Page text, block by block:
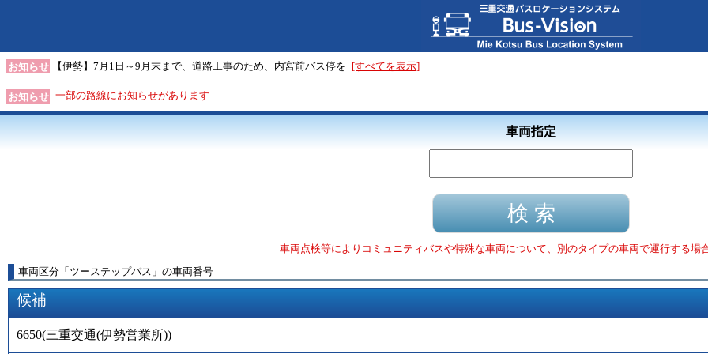
お知らせ 【伊勢】7月1日～9月末まで、道路工事のため、内宮前バス停を [すべてを表示]
お知らせ 一部の路線にお知らせがあります
車両指定
車両点検等によりコミュニティバスや特殊な車両について、別のタイプの車両で運行する場
車両区分 「 ツーステップバス 」 の車両番号
候補
6650(三重交通(伊勢営業所))